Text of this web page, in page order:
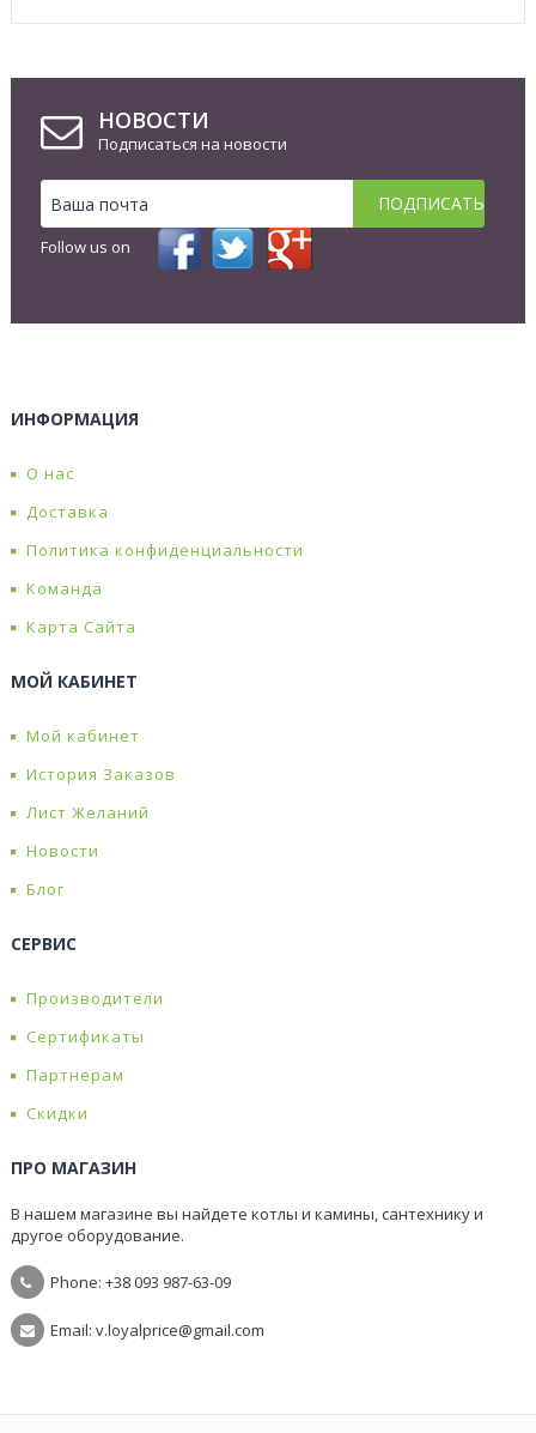
НОВОСТИ
Подписаться на новости
Follow us on
ИНФОРМАЦИЯ
О нас
Доставка
Политика конфиденциальности
Команда
Карта Сайта
МОЙ КАБИНЕТ
Мой кабинет
История Заказов
Лист Желаний
Новости
Блог
СЕРВИС
Производители
Сертификаты
Партнерам
Скидки
ПРО МАГАЗИН
В нашем магазине вы найдете котлы и камины, сантехнику и
другое оборудование.
Phone: +38093 987-63-09
Email: v.loyalprice@gmail.com